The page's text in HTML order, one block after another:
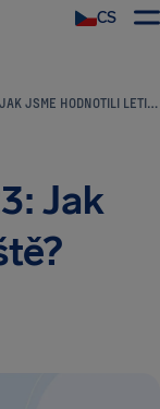
CS
AIRHELP SCORE 2023: JAK JSME HODNOTILI LETIŠTĚ?
Jak